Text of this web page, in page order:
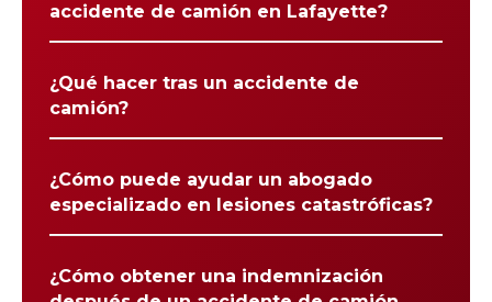
accidente de camión en Lafayette?
¿Qué hacer tras un accidente de
camión?
¿Cómo puede ayudar un abogado
especializado en lesiones catastróficas?
¿Cómo obtener una indemnización